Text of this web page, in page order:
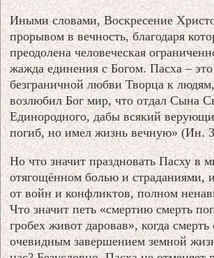
Иными словами, Воскресение
прорывом в вечность, благодаря
преодолена человеческая
жажда единения с Богом. Пасха –
безграничной любви Творца к
возлюбил Бог мир, что отдал Сына
Единородного, дабы всякий
погиб, но имел жизнь вечную» (Ин.
Но что значит праздновать Пасху в
отягощённом болью и страданиями,
от войн и конфликтов, полном
Что значит петь «смертию смерть
гробех живот даровав», когда смерть
очевидным завершением земной